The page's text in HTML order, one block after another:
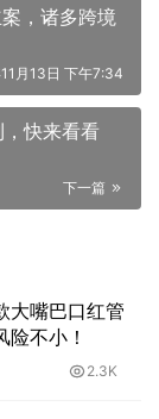
，诸多跨境
月13日 下午7:34
快来看看
下一篇
嘴巴口红管
不小！
2.3K